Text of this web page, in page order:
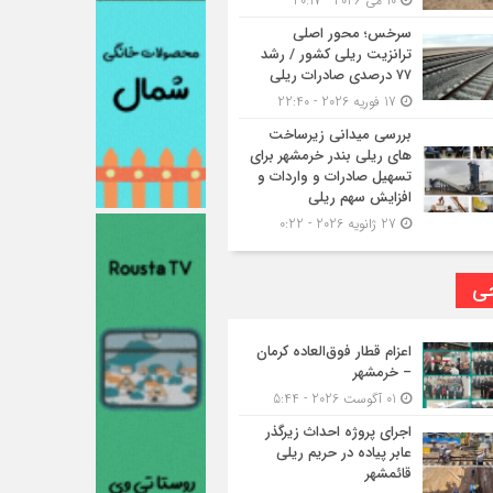
سرخس؛ محور اصلی
ترانزیت ریلی کشور / رشد
۷۷ درصدی صادرات ریلی
بررسی میدانی زیرساخت
های ریلی بندر خرمشهر برای
تسهیل صادرات و واردات و
افزایش سهم ریلی
اعزام قطار فوق‌العاده کرمان
– خرمشهر
اجرای پروژه احداث زیرگذر
عابر پیاده در حریم ریلی
قائمشهر